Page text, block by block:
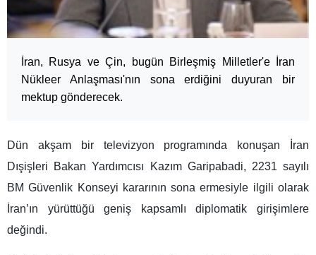
İran, Rusya ve Çin, bugün Birleşmiş Milletler'e İran
Nükleer Anlaşması'nın sona erdiğini duyuran bir
mektup gönderecek.
Dün akşam bir televizyon programında konuşan İran
Dışişleri Bakan Yardımcısı Kazım Garipabadi, 2231 sayılı
BM Güvenlik Konseyi kararının sona ermesiyle ilgili olarak
İran’ın yürüttüğü geniş kapsamlı diplomatik girişimlere
değindi.